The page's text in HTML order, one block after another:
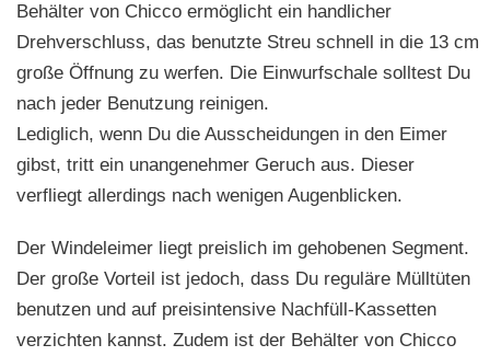
Behälter von Chicco ermöglicht ein handlicher
Drehverschluss, das benutzte Streu schnell in die 13 cm
große Öffnung zu werfen. Die Einwurfschale solltest Du
nach jeder Benutzung reinigen.
Lediglich, wenn Du die Ausscheidungen in den Eimer
gibst, tritt ein unangenehmer Geruch aus. Dieser
verfliegt allerdings nach wenigen Augenblicken.
Der Windeleimer liegt preislich im gehobenen Segment.
Der große Vorteil ist jedoch, dass Du reguläre Mülltüten
benutzen und auf preisintensive Nachfüll-Kassetten
verzichten kannst. Zudem ist der Behälter von Chicco